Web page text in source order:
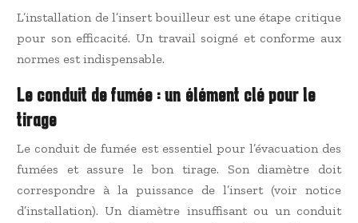
L’installation de l’insert bouilleur est une étape critique
pour son efficacité. Un travail soigné et conforme aux
normes est indispensable.
Le conduit de fumée : un élément clé pour le
tirage
Le conduit de fumée est essentiel pour l’évacuation des
fumées et assure le bon tirage. Son diamètre doit
correspondre à la puissance de l’insert (voir notice
d’installation). Un diamètre insuffisant ou un conduit